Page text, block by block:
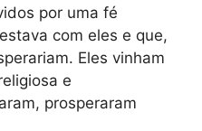
por uma fé
com eles e que,
Eles vinham
e
prosperaram